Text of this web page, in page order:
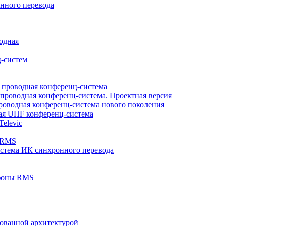
перевода
конференц-система
конференц-система. Проектная версия
конференц-система нового поколения
UHF конференц-система
ИК синхронного перевода
RMS
архитектурой